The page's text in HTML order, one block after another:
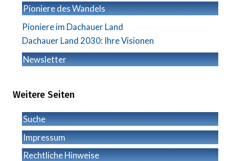
Pioniere des Wandels
Pioniere im Dachauer Land
Dachauer Land 2030: Ihre Visionen
Newsletter
Weitere Seiten
Suche
Impressum
Rechtliche Hinweise